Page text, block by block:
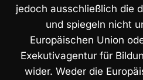
jedoch ausschließlich die
und spiegeln nicht
Europäischen Union
Exekutivagentur für
wider. Weder die